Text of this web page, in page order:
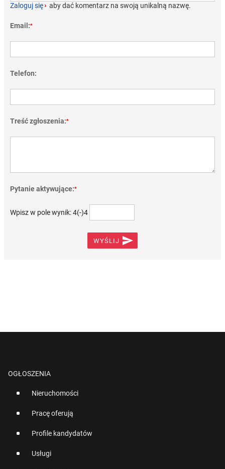
Zaloguj się› aby dać komentarz na swoją unikalną nazwę.
Email:*
Telefon:
Treść zgłoszenia:*
Pytanie aktywujące:*
Wpisz w pole wynik: 4(-)4
WYŚLIJ 
OGŁOSZENIA
Nieruchomości
Pracę oferują
Profile kandydatów
Usługi